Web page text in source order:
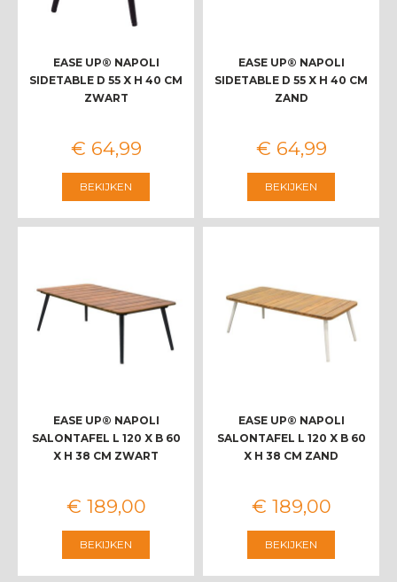
EASE UP® NAPOLI
SIDETABLE D 55 X H 40 CM
ZWART
€ 64,99
BEKIJKEN
EASE UP® NAPOLI
SIDETABLE D 55 X H 40 CM
ZAND
€ 64,99
BEKIJKEN
EASE UP® NAPOLI
SALONTAFEL L 120 X B 60
X H 38 CM ZWART
€ 189,00
BEKIJKEN
EASE UP® NAPOLI
SALONTAFEL L 120 X B 60
X H 38 CM ZAND
€ 189,00
BEKIJKEN